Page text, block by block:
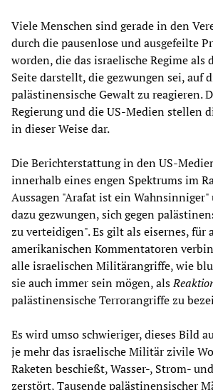
Viele Menschen sind gerade in den
durch die pausenlose und ausgefeilte
worden, die das israelische Regime als
Seite darstellt, die gezwungen sei, auf
palästinensische Gewalt zu reagieren.
Regierung und die US-Medien stellen
in dieser Weise dar.
Die Berichterstattung in den US-
innerhalb eines engen Spektrums im
Aussagen "Arafat ist ein
dazu gezwungen, sich gegen
zu verteidigen". Es gilt als eisernes, für
amerikanischen Kommentatoren
alle israelischen Militärangriffe, wie
sie auch immer sein mögen, als
palästinensische Terrorangriffe zu
Es wird umso schwieriger, dieses Bild
je mehr das israelische Militär zivile
Raketen beschießt, Wasser-, Strom-
zerstört, Tausende palästinensischer